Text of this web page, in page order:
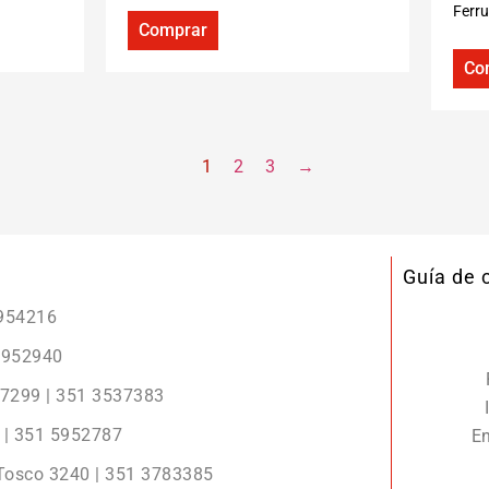
Comprar
1 2 3 →
| 351 3537383
| 351 5952787
3240 | 351 3783385
Guía de